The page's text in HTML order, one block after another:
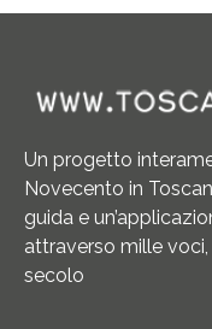
Un progetto
Novecento in
guida e
attraverso mille
secolo